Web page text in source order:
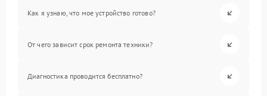
Как я узнаю, что мое устройство готово?
От чего зависит срок ремонта техники?
Диагностика проводится бесплатно?